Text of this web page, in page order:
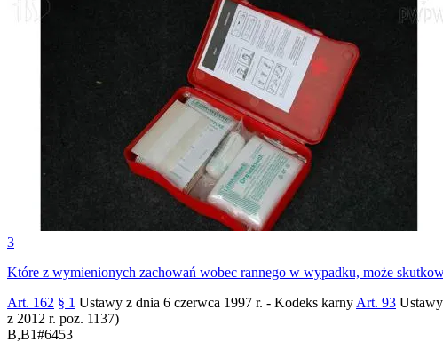
3
Które z wymienionych zachowań wobec rannego w wypadku, może
Art. 162 § 1 Ustawy z dnia 6 czerwca 1997 r. - Kodeks karny Art. 93
z 2012 r. poz. 1137)
B,B1#6453